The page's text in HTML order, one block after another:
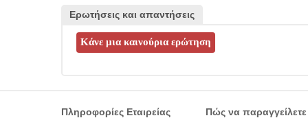
Ερωτήσεις και απαντήσεις
Πληροφορίες Εταιρείας Πώς να παραγγείλετε